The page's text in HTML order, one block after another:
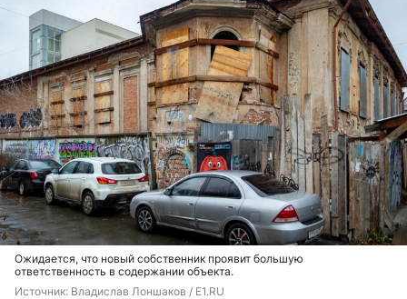
Ожидается, что новый собственник проявит большую
ответственность в содержании объекта.
Источник: Владислав Лоншаков / E1.RU